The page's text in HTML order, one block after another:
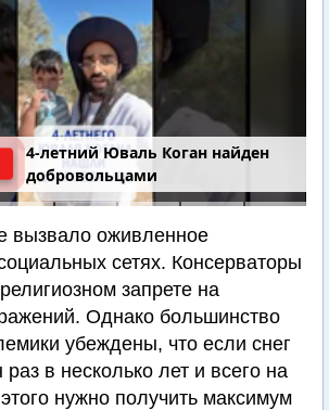
4-летний Юваль Коган найден
добровольцами
вызвало оживленное
сетях. Консерваторы
запрете на
Однако большинство
убеждены, что если снег
в несколько лет и всего на
нужно получить максимум